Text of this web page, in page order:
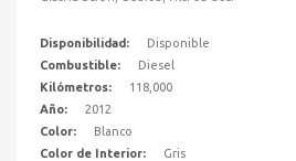
Disponibilidad:
Disponible
Combustible:
Diesel
Kilómetros:
118,000
Año:
2012
Color:
Blanco
Color de Interior:
Gris